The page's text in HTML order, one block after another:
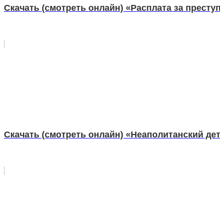
Скачать (смотреть онлайн) «Расплата за
Скачать (смотреть онлайн) «Неаполитанский